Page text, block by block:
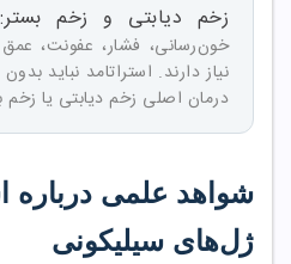
زخم دیابتی و زخم بستر:
خون‌رسانی، فشار، عفونت،
نیاز دارند. استراتامد نباید
درمان اصلی زخم دیابتی یا
شواهد علمی درباره
ژل‌های سیلیکونی